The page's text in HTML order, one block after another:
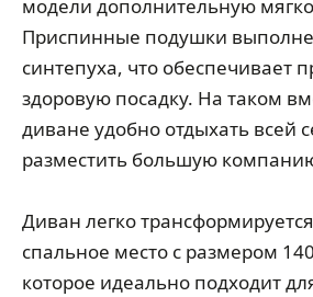
модели дополнительную
Приспинные подушки
синтепуха, что обеспечивает
здоровую посадку. На таком
диване удобно отдыхать всей
разместить большую
Диван легко
спальное место с размером
которое идеально подходит